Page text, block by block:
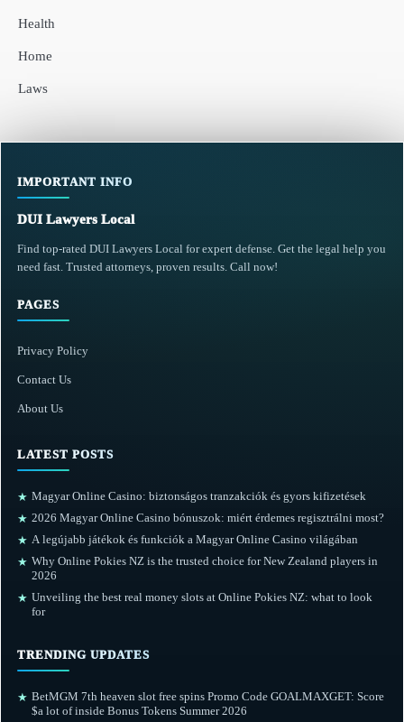
Health
Home
Laws
IMPORTANT INFO
DUI Lawyers Local
Find top-rated DUI Lawyers Local for expert defense. Get the legal help you
need fast. Trusted attorneys, proven results. Call now!
PAGES
Privacy Policy
Contact Us
About Us
LATEST POSTS
★ Magyar Online Casino: biztonságos tranzakciók és gyors kifizetések
★ 2026 Magyar Online Casino bónuszok: miért érdemes regisztrálni most?
★ A legújabb játékok és funkciók a Magyar Online Casino világában
★ Why Online Pokies NZ is the trusted choice for New Zealand players in
2026
★ Unveiling the best real money slots at Online Pokies NZ: what to look
for
TRENDING UPDATES
★ BetMGM 7th heaven slot free spins Promo Code GOALMAXGET: Score
$a lot of inside Bonus Tokens Summer 2026